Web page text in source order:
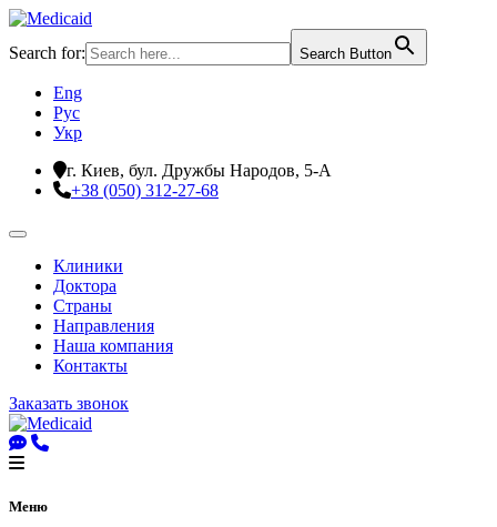
Search for: Search Button
Eng
Рус
Укр
г. Киев, бул. Дружбы Народов, 5-А
+38 (050) 312-27-68
Клиники
Доктора
Страны
Направления
Наша компания
Контакты
Заказать звонок
Меню